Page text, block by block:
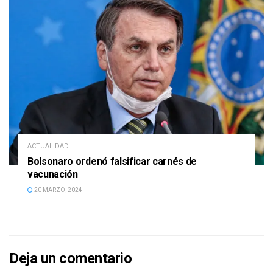
ACTUALIDAD
Bolsonaro ordenó falsificar carnés de
vacunación
20 MARZO, 2024
Deja un comentario